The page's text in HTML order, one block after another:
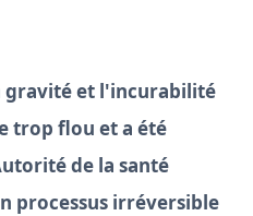
gravité et l'incurabilité
trop flou et a été
de la santé
processus irréversible